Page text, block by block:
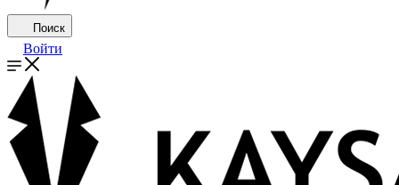
Поиск
Войти